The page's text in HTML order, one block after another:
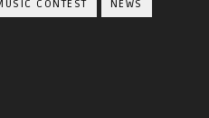
CONTEST NEWS